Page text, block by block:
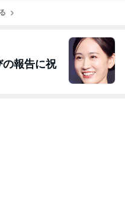
の報告に祝